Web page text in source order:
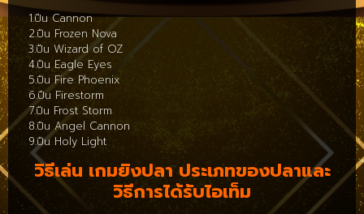
1.ปืน Cannon
2.ปืน Frozen Nova
3.ปืน Wizard of OZ
4.ปืน Eagle Eyes
5.ปืน Fire Phoenix
6.ปืน Firestorm
7.ปืน Frost Storm
8.ปืน Angel Cannon
9.ปืน Holy Light
วิธีเล่น เกมยิงปลาประเภทของปลาและ
วิธีการได้รับไอเท็ม